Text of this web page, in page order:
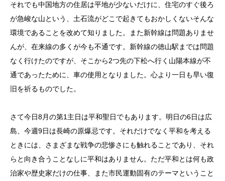
それでも中国地方の住居は平地が少ないだけに、住宅のすぐ後ろ
が急峻な山という、土石流がどこで起きてもおかしくないそんな
環境であることを改めて知りました。また新幹線は問題ありませ
んが、在来線の多くが今も不通です。新幹線の徳山駅までは問題
なく行けたのですが、そこから2つ先の下松へ行く山陽本線が不
通であったために、車の使用となりました。心より一日も早い復
旧を祈るものでした。
さて今日8月の第1 主日は平和聖日でもあります。明日の6日は広
島、今週9日は長崎の原爆忌です。それだけでなく平和を考える
ときには、さまざまな戦争の悲惨さにも触れることであり、それ
らと向き合うことなしに平和はありません。ただ平和とは何も政
治家や歴史家だけの仕事、また市民運動固有のテーマということ